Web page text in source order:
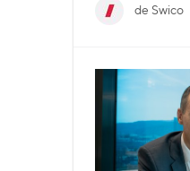
de Swico